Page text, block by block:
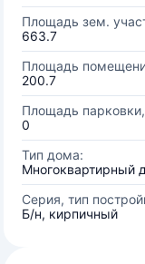
Площадь зем.
663.7
Площадь
200.7
Площадь
0
Тип дома:
Многоквартирный
Серия, тип
Б/н, кирпичный